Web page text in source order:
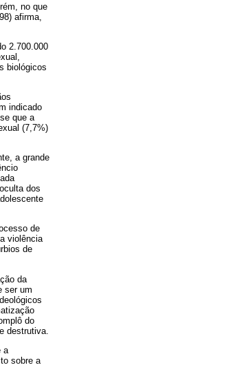
no que
afirma,
2.700.000
biológicos
indicado
que a
(7,7%)
a grande
dos
de
violência
de
da
ser um
do
destrutiva.
a
sobre a